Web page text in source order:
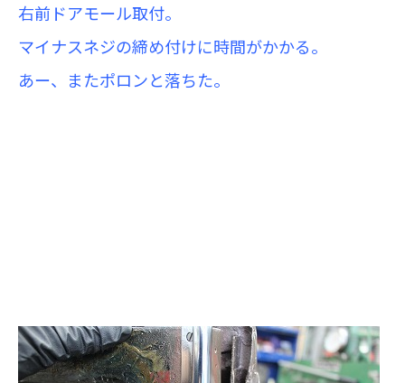
右前ドアモール取付。
マイナスネジの締め付けに時間がかかる。
あー、またポロンと落ちた。